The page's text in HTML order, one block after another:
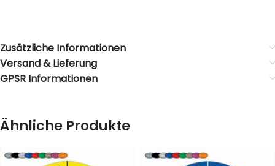
Zusätzliche Informationen
Versand & Lieferung
GPSR Informationen
Ähnliche Produkte